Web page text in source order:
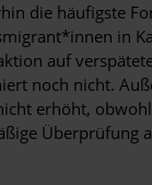
die häufigste
in
auf
noch nicht.
erhöht,
Überprüfung